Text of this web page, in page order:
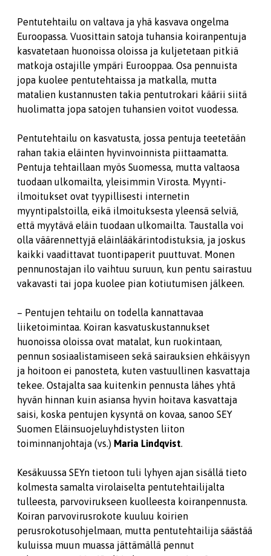
Pentutehtailu on valtava ja yhä kasvava ongelma
Euroopassa. Vuosittain satoja tuhansia koiranpentuja
kasvatetaan huonoissa oloissa ja kuljetetaan pitkiä
matkoja ostajille ympäri Eurooppaa. Osa pennuista
jopa kuolee pentutehtaissa ja matkalla, mutta
matalien kustannusten takia pentutrokari käärii siitä
huolimatta jopa satojen tuhansien voitot vuodessa.
Pentutehtailu on kasvatusta, jossa pentuja teetetään
rahan takia eläinten hyvinvoinnista piittaamatta.
Pentuja tehtaillaan myös Suomessa, mutta valtaosa
tuodaan ulkomailta, yleisimmin Virosta. Myynti-
ilmoitukset ovat tyypillisesti internetin
myyntipalstoilla, eikä ilmoituksesta yleensä selviä,
että myytävä eläin tuodaan ulkomailta. Taustalla voi
olla väärennettyjä eläinlääkärintodistuksia, ja joskus
kaikki vaadittavat tuontipaperit puuttuvat. Monen
pennunostajan ilo vaihtuu suruun, kun pentu sairastuu
vakavasti tai jopa kuolee pian kotiutumisen jälkeen.
– Pentujen tehtailu on todella kannattavaa
liiketoimintaa. Koiran kasvatuskustannukset
huonoissa oloissa ovat matalat, kun ruokintaan,
pennun sosiaalistamiseen sekä sairauksien ehkäisyyn
ja hoitoon ei panosteta, kuten vastuullinen kasvattaja
tekee. Ostajalta saa kuitenkin pennusta lähes yhtä
hyvän hinnan kuin asiansa hyvin hoitava kasvattaja
saisi, koska pentujen kysyntä on kovaa, sanoo SEY
Suomen Eläinsuojeluyhdistysten liiton
toiminnanjohtaja (vs.) Maria Lindqvist.
Kesäkuussa SEYn tietoon tuli lyhyen ajan sisällä tieto
kolmesta samalta virolaiselta pentutehtailijalta
tulleesta, parvovirukseen kuolleesta koiranpennusta.
Koiran parvovirusrokote kuuluu koirien
perusrokotusohjelmaan, mutta pentutehtailija säästää
kuluissa muun muassa jättämällä pennut